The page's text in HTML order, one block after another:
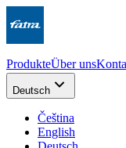
ProdukteÜber uns
Deutsch
Čeština
English